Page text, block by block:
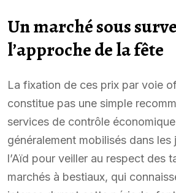
Un marché sous
l’approche de la fête
La fixation de ces prix par voie
constitue pas une simple
services de contrôle
généralement mobilisés dans
l’Aïd pour veiller au respect des
marchés à bestiaux, qui